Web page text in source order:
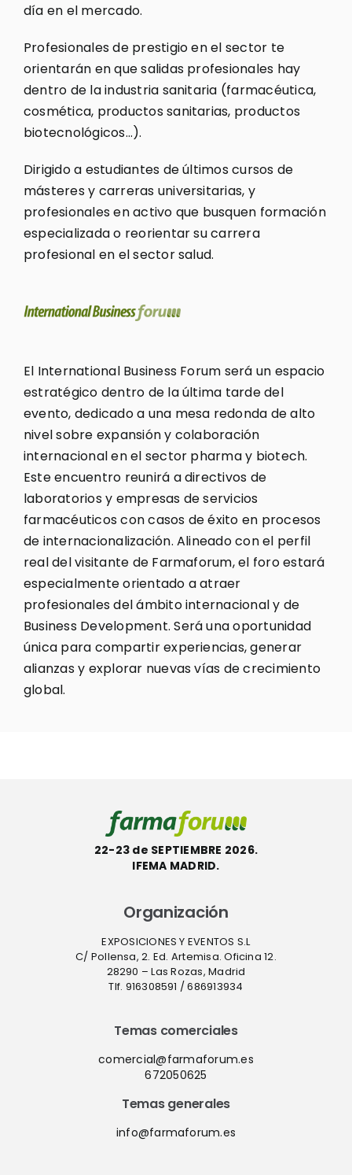
día en el mercado.
Profesionales de prestigio en el sector te
orientarán en que salidas profesionales hay
dentro de la industria sanitaria (farmacéutica,
cosmética, productos sanitarias, productos
biotecnológicos…).
Dirigido a estudiantes de últimos cursos de
másteres y carreras universitarias, y
profesionales en activo que busquen formación
especializada o reorientar su carrera
profesional en el sector salud.
El International Business Forum será un espacio
estratégico dentro de la última tarde del
evento, dedicado a una mesa redonda de alto
nivel sobre expansión y colaboración
internacional en el sector pharma y biotech.
Este encuentro reunirá a directivos de
laboratorios y empresas de servicios
farmacéuticos con casos de éxito en procesos
de internacionalización. Alineado con el perfil
real del visitante de Farmaforum, el foro estará
especialmente orientado a atraer
profesionales del ámbito internacional y de
Business Development. Será una oportunidad
única para compartir experiencias, generar
alianzas y explorar nuevas vías de crecimiento
global.
22-23 de SEPTIEMBRE 2026.
IFEMA MADRID.
Organización
EXPOSICIONES Y EVENTOS S.L
C/ Pollensa, 2. Ed. Artemisa. Oficina 12.
28290 – Las Rozas, Madrid
Tlf. 916308591 / 686913934
Temas comerciales
comercial@farmaforum.es
672050625
Temas generales
info@farmaforum.es